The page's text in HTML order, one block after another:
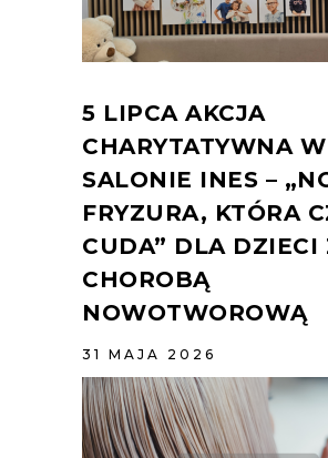
5 LIPCA AKCJA
CHARYTATYWNA W
SALONIE INES –
FRYZURA, KTÓRA
CUDA” DLA DZIECI
CHOROBĄ
NOWOTWOROWĄ
31 MAJA 2026